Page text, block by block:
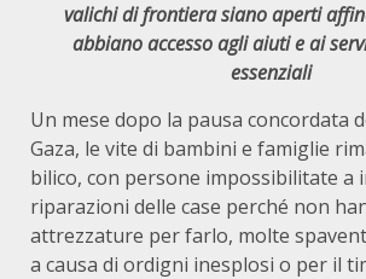
valichi di frontiera siano aperti
abbiano accesso agli aiuti e ai
essenziali
Un mese dopo la pausa concordata
Gaza, le vite di bambini e famiglie
bilico, con persone impossibilitate a
riparazioni delle case perché non
attrezzature per farlo, molte
a causa di ordigni inesplosi o per il